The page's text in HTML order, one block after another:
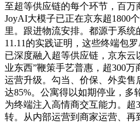
至超等供应链的每个环节，百万
JoyAI大模子已正在京东超1800
里。跟进物流安排。都源于系统
11.11的实践证明，这些终端包
已深度融入超等供应链，京东云
业东西”鞭策手艺普惠，超300
运营升级。勾当、价保、外卖售
达85%。公寓得以如期停业，多
为终端注入高情商交互能力。超
转。从内部运营到商家运营、再